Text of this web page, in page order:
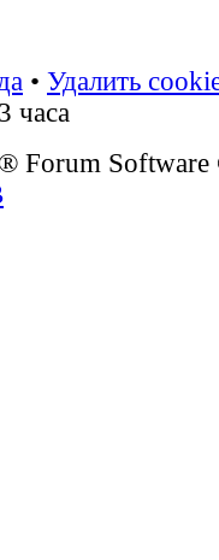
• Удалить
часа
® Forum